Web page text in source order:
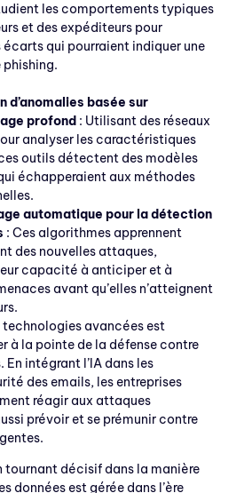
les comportements typiques
et des expéditeurs pour
qui pourraient indiquer une
d’anomalies basée sur
profond : Utilisant des réseaux
analyser les caractéristiques
outils détectent des modèles
échapperaient aux méthodes
automatique pour la détection
: Ces algorithmes apprennent
des nouvelles attaques,
capacité à anticiper et à
avant qu’elles n’atteignent
technologies avancées est
à la pointe de la défense contre
intégrant l’IA dans les
des emails, les entreprises
réagir aux attaques
prévoir et se prémunir contre
tournant décisif dans la manière
données est gérée dans l’ère